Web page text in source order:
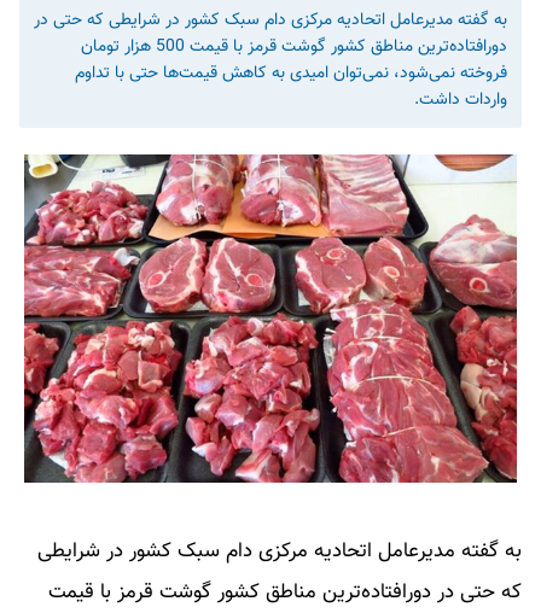
به گفته مدیرعامل اتحادیه مرکزی دام سبک کشور در شرایطی که حتی در
دورافتاده‌ترین مناطق کشور گوشت قرمز با قیمت 500 هزار تومان
فروخته نمی‌شود، نمی‌توان امیدی به کاهش قیمت‌ها حتی با تداوم
واردات داشت.
به گفته مدیرعامل اتحادیه مرکزی دام سبک کشور در شرایطی
که حتی در دورافتاده‌ترین مناطق کشور گوشت قرمز با قیمت